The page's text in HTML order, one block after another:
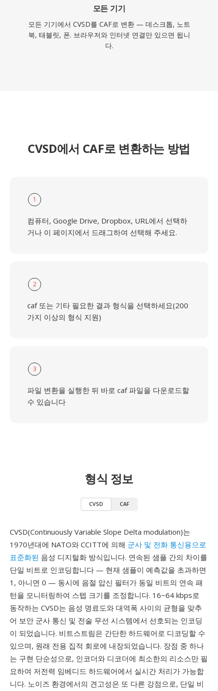
모든 기기
모든 기기에서 CVSD를 CAF로 변환 — 데스크톱, 노트
북, 태블릿, 폰. 브라우저와 인터넷 연결만 있으면 됩니
다.
CVSD에서 CAF로 변환하는 방법
1
컴퓨터, Google Drive, Dropbox, URL에서 선택하
거나 이 페이지에서 드래그하여 선택해 주세요.
2
caf 또는 기타 필요한 결과 형식을 선택하세요(200
가지 이상의 형식 지원)
3
파일 변환을 실행한 뒤 바로 caf 파일을 다운로드할
수 있습니다
형식 정보
CVSD CAF
CVSD(Continuously Variable Slope Delta modulation)는
1970년대에 NATO와 CCITT에 의해 군사 및 전화 통신용으로
표준화된 음성 디지털화 방식입니다. 연속된 샘플 간의 차이를
단일 비트로 인코딩합니다 — 현재 샘플이 예측값을 초과하면
1, 아니면 0 — 동시에 음절 압신 필터가 동일 비트의 연속 패
턴을 모니터링하여 스텝 크기를 조정합니다. 16~64 kbps로
동작하는 CVSD는 음성 명료도와 대역폭 사이의 균형을 맞추
어 보안 군사 통신 및 전술 무선 시스템에서 선호되는 인코딩
이 되었습니다. 비트스트림은 간단한 하드웨어로 디코딩할 수
있으며, 원래 전용 집적 회로에 내장되었습니다. 장점 중 하나
는 구현 단순성으로, 인코더와 디코더에 최소한의 리소스만 필
요하여 저전력 임베디드 하드웨어에서 실시간 처리가 가능합
니다. 노이즈 환경에서의 견고성은 또 다른 강점으로, 단일 비